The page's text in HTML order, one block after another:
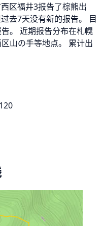
区福井3报告了棕熊出
去7天没有新的报告。 目
。 近期报告分布在札幌
山の手等地点。 累计出